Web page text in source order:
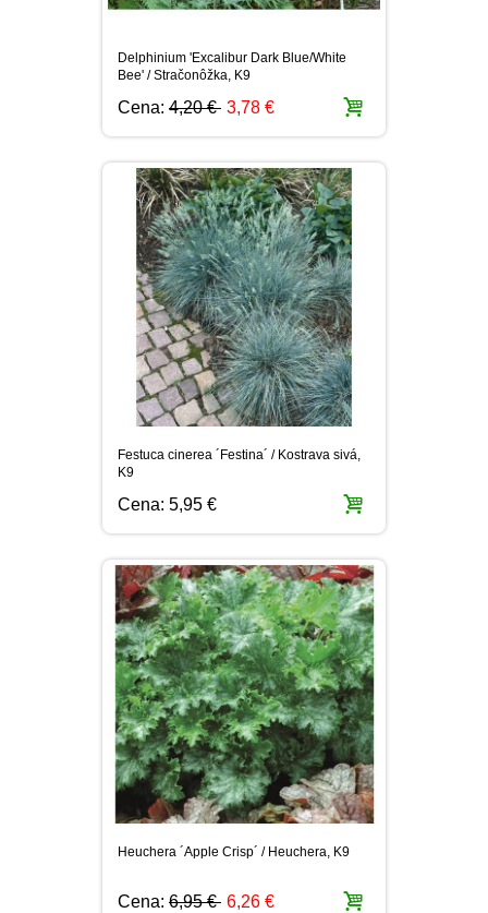
DIASCIA
HELICHRYSUM
OSTEOSPERMUM
ISOTOMA
SANVITÁLIA
MLIEČNIK
MARGARÉTA - EURYOPS
NETÝKAVKA
Delphinium 'Excalibur Dark Blue/White
Bee' / Stračonôžka, K9
Cena: 4,20 € 3,78 €
Festuca cinerea ´Festina´ / Kostrava sivá,
K9
Cena: 5,95 €
Heuchera ´Apple Crisp´ / Heuchera, K9
Cena: 6,95 € 6,26 €